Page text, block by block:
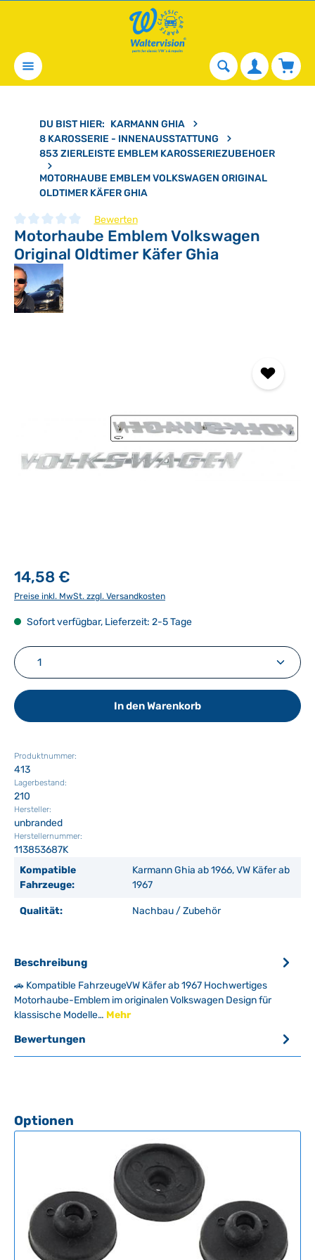
DU BIST HIER: KARMANN GHIA
8 KAROSSERIE - INNENAUSSTATTUNG
853 ZIERLEISTE EMBLEM KAROSSERIEZUBEHOER
MOTORHAUBE EMBLEM VOLKSWAGEN ORIGINAL
OLDTIMER KÄFER GHIA
Durchschnittliche Bewertung von 0 von 5 Sternen
Bewerten
Motorhaube Emblem Volkswagen
Original Oldtimer Käfer Ghia
14,58 €
Preise inkl. MwSt. zzgl. Versandkosten
Sofort verfügbar, Lieferzeit: 2-5 Tage
Produkt Anzahl: Gib den gewünschten Wert ein
In den Warenkorb
Produktnummer:
413
Lagerbestand:
210
Hersteller:
unbranded
Herstellernummer:
113853687K
Kompatible
Fahrzeuge:
Karmann Ghia ab 1966, VW Käfer ab
1967
Qualität: Nachbau / Zubehör
Beschreibung
🚗 Kompatible FahrzeugeVW Käfer ab 1967 Hochwertiges
Motorhaube-Emblem im originalen Volkswagen Design für
klassische Modelle… Mehr
Bewertungen
Produktgalerie überspringen
Optionen